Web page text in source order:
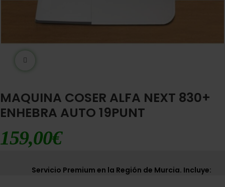
MAQUINA COSER ALFA NEXT 830+
ENHEBRA AUTO 19PUNT
159,00€
Servicio Premium en la Región de Murcia. Incluye: